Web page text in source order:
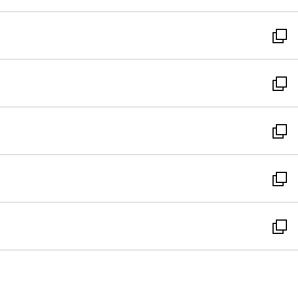
開
く
ウ
で
開
く
ン
ド
ウ
で
開
く
ウ
ィ
ン
ド
ウ
で
開
く
し
い
ウ
ィ
ン
ド
ウ
で
開
く
新
し
い
ウ
ィ
ン
ド
ウ
で
開
新
し
い
ウ
ィ
ン
ド
ウ
新
し
い
ウ
ィ
ン
新
し
い
ウ
新
し